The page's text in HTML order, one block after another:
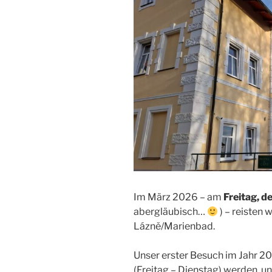
Im März 2026 – am Freitag,
abergläubisch…
) – reisten
Lázně/Marienbad.
Unser erster Besuch im Jahr